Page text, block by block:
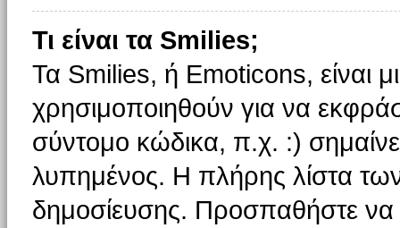
Τι είναι τα Smilies;
Τα Smilies, ή Emoticons, είναι
χρησιμοποιηθούν για να
σύντομο κώδικα, π.χ. :)
λυπημένος. Η πλήρης λίστα των
δημοσίευσης. Προσπαθήστε να